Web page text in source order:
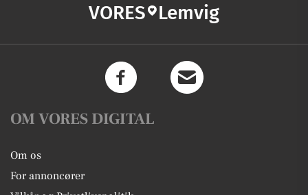
VORES Lemvig
OM VORES DIGITAL
Om os
For annoncører